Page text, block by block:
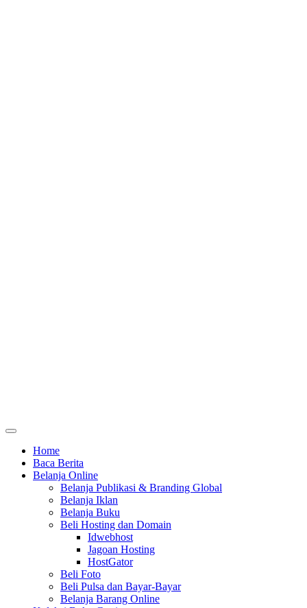
Home
Baca Berita
Belanja Online
Belanja Publikasi & Branding Global
Belanja Iklan
Belanja Buku
Beli Hosting dan Domain
Idwebhost
Jagoan Hosting
HostGator
Beli Foto
Beli Pulsa dan Bayar-Bayar
Belanja Barang Online